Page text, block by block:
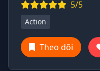
5/5
Action
Theo dõi